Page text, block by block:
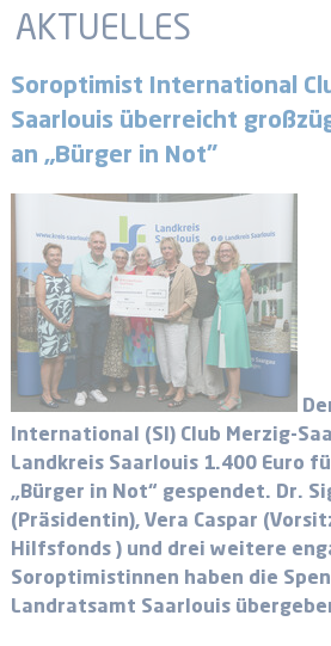
AKTUELLES
Soroptimist International
Saarlouis überreicht
an „Bürger in Not"
International (SI) Club Merzig-
Landkreis Saarlouis 1.400 Euro
„Bürger in Not“ gespendet. Dr.
(Präsidentin), Vera Caspar
Hilfsfonds ) und drei weitere
Soroptimistinnen haben die
Landratsamt Saarlouis